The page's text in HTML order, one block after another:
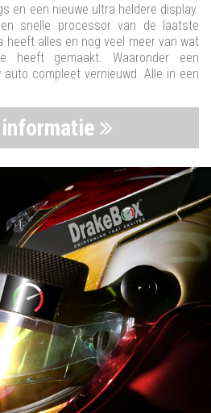
en een nieuwe ultra heldere display.
snelle processor van de laatste
heeft alles en nog veel meer van wat
heeft gemaakt. Waaronder een
compleet vernieuwd. Alle in een